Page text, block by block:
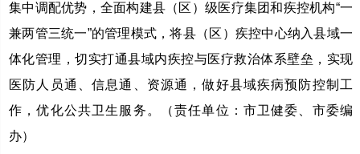
集中调配优势，全面构建县（区）级医疗集团和疾控机构“一
兼两管三统一”的管理模式，将县（区）疾控中心纳入县域一
体化管理，切实打通县域内疾控与医疗救治体系壁垒，实现
医防人员通、信息通、资源通，做好县域疾病预防控制工
作，优化公共卫生服务。（责任单位：市卫健委、市委编
办）